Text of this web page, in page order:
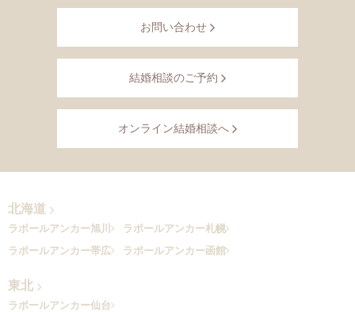
お問い合わせ
結婚相談のご予約
オンライン結婚相談へ
北海道
ラポールアンカー旭川
ラポールアンカー札幌
ラポールアンカー帯広
ラポールアンカー函館
東北
ラポールアンカー仙台